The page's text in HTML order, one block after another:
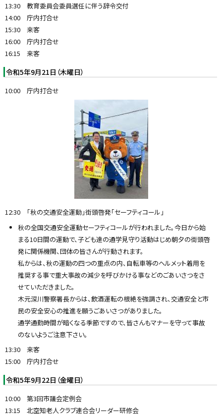
13:30 教育委員会委員選任に伴う辞令交付
14:00 庁内打合せ
15:30 来客
16:00 庁内打合せ
16:15 来客
令和5年9月21日（木曜日）
10:00 庁内打合せ
12:30 「秋の交通安全運動」街頭啓発「セーフティコール」
秋の全国交通安全運動セーフティコールが行われました。今日から始
まる10日間の運動で、子ども達の通学見守り活動はじめ朝夕の街頭啓
発に関係機関、団体の皆さんが行動されます。
私からは、秋の運動の四つの重点の内、自転車等のヘルメット着用を
推奨する事で重大事故の減少を呼びかける事などのごあいさつをさ
せていただきました。
木元深川警察署長からは、飲酒運転の根絶を強調され、交通安全と市
民の安全安心の推進を願うごあいさつがありました。
通学通勤時間が暗くなる季節ですので、皆さんもマナーを守って事故
のないようご注意下さい。
13:30 来客
15:00 庁内打合せ
令和5年9月22日（金曜日）
10:00 第3回市議会定例会
13:15 北空知老人クラブ連合会リーダー研修会